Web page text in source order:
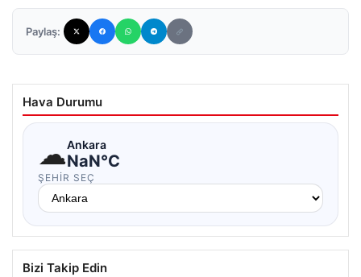
Paylaş:
Hava Durumu
☁Ankara
NaN°C
ŞEHIR SEÇ
Bizi Takip Edin